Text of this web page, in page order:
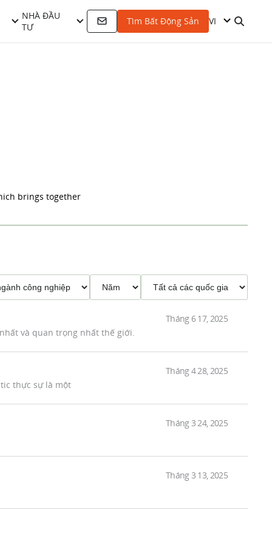
NHÀ ĐẦU
TƯ
Tìm Bất Động Sản VI
brings together
và quan trọng nhất thế giới.
Tháng 6 17, 2025
thực sự là một
Tháng 4 28, 2025
Tháng 3 24, 2025
Tháng 3 13, 2025